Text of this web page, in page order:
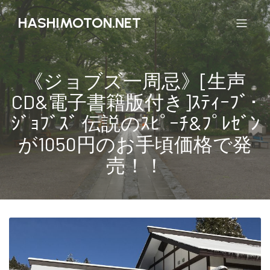
HASHIMOTON.NET
《ジョブズ一周忌》[生声
CD&電子書籍版付き]ｽﾃｨｰﾌﾞ･
ｼﾞｮﾌﾞｽﾞ 伝説のｽﾋﾟｰﾁ&ﾌﾟﾚｾﾞﾝ
が1050円のお手頃価格で発
売！！